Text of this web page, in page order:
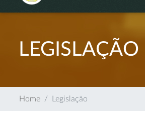
LEGISLAÇÃO
Home Legislação